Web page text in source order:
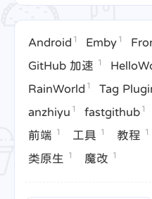
Android 1 Emby 1
GitHub 加速 1
RainWorld 1 Tag
anzhiyu 1 fastgithub 1
前端 1 工具 1 教程 1
类原生 1 魔改 1